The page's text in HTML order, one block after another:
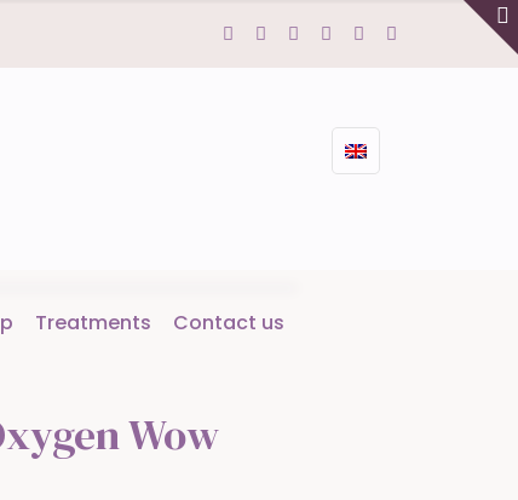
Treatments Contact us
Wow